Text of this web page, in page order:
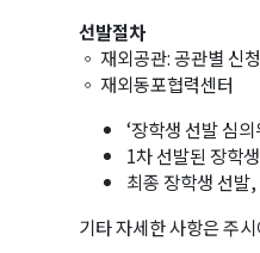
선발절차
◦ 재외공관: 공관별 신
◦ 재외동포협력센터
‘장학생 선발 심
1차 선발된 장학
최종 장학생 선발
기타 자세한 사항은 주